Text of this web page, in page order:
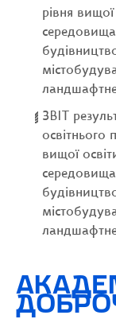
рівня
ЗВІТ
освітнього
вищої